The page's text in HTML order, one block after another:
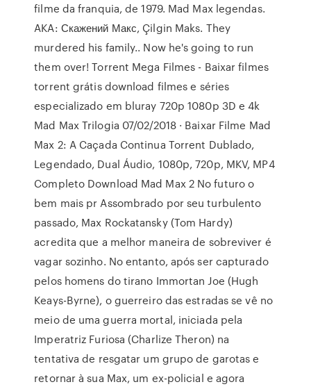
filme da franquia, de 1979. Mad Max legendas.
AKA: Скажений Макс, Çilgin Maks. They
murdered his family.. Now he's going to run
them over! Torrent Mega Filmes - Baixar filmes
torrent grátis download filmes e séries
especializado em bluray 720p 1080p 3D e 4k
Mad Max Trilogia 07/02/2018 · Baixar Filme Mad
Max 2: A Caçada Continua Torrent Dublado,
Legendado, Dual Áudio, 1080p, 720p, MKV, MP4
Completo Download Mad Max 2 No futuro o
bem mais pr Assombrado por seu turbulento
passado, Max Rockatansky (Tom Hardy)
acredita que a melhor maneira de sobreviver é
vagar sozinho. No entanto, após ser capturado
pelos homens do tirano Immortan Joe (Hugh
Keays-Byrne), o guerreiro das estradas se vê no
meio de uma guerra mortal, iniciada pela
Imperatriz Furiosa (Charlize Theron) na
tentativa de resgatar um grupo de garotas e
retornar à sua Max, um ex-policial e agora